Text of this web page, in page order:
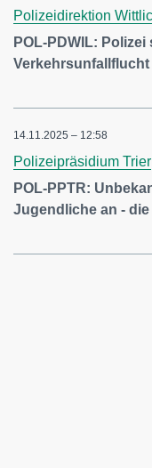
Polizeidirektion
POL-PDWIL:
Verkehrsunfallflucht
14.11.2025 – 12:58
Polizeipräsidium Trier
POL-PPTR:
Jugendliche an -